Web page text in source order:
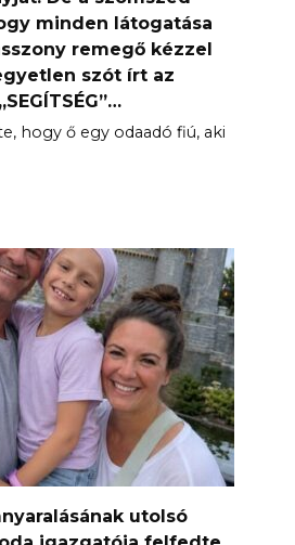
minden látogatása
remegő kézzel
szót írt az
hogy ő egy odaadó fiú, aki
utolsó